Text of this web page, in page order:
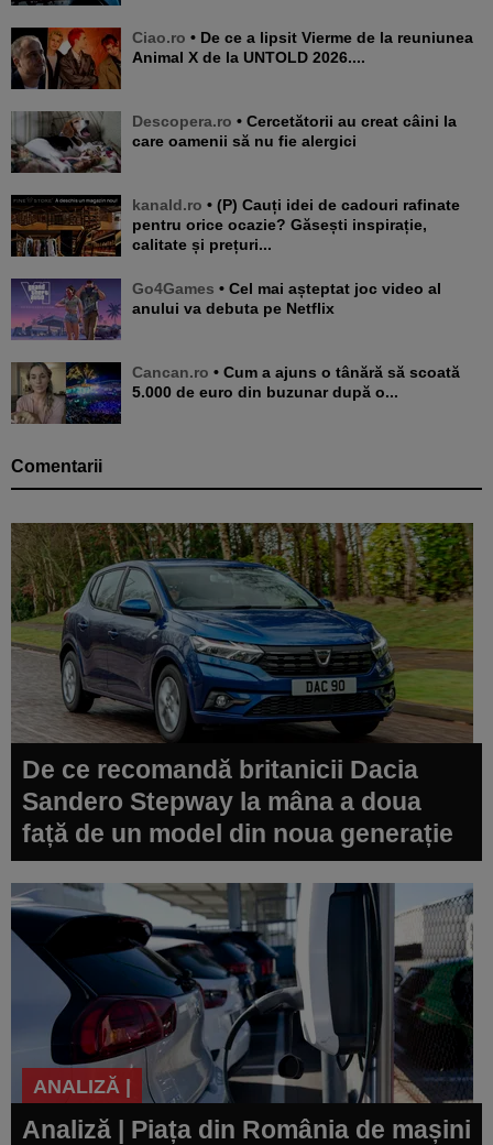
Ciao.ro • De ce a lipsit Vierme de la reuniunea
Animal X de la UNTOLD 2026....
Descopera.ro • Cercetătorii au creat câini la
care oamenii să nu fie alergici
kanald.ro • (P) Cauți idei de cadouri rafinate
pentru orice ocazie? Găsești inspirație,
calitate și prețuri...
Go4Games • Cel mai așteptat joc video al
anului va debuta pe Netflix
Cancan.ro • Cum a ajuns o tânără să scoată
5.000 de euro din buzunar după o...
Comentarii
De ce recomandă britanicii Dacia
Sandero Stepway la mâna a doua
față de un model din noua generație
ANALIZĂ |
Analiză | Piața din România de mașini